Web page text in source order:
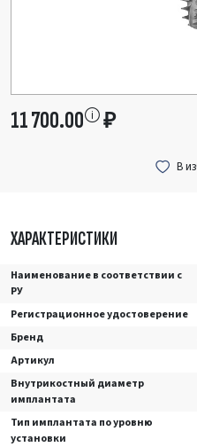
ХАРАКТЕРИСТИКИ
Наименование в соответствии с
РУ
Регистрационное удостоверение
Бренд
Артикул
Внутрикостный диаметр
имплантата
Тип имплантата по уровню
установки
11 700.00 ₽